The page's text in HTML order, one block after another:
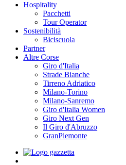
Hospitality
Pacchetti
Tour Operator
Sostenibilità
Biciscuola
Partner
Altre Corse
Giro d'Italia
Strade Bianche
Tirreno Adriatico
Milano-Torino
Milano-Sanremo
Giro d'Italia Women
Giro Next Gen
Il Giro d'Abruzzo
GranPiemonte